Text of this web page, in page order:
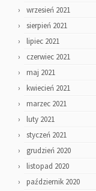
wrzesień 2021
sierpień 2021
lipiec 2021
czerwiec 2021
maj 2021
kwiecień 2021
marzec 2021
luty 2021
styczeń 2021
grudzień 2020
listopad 2020
październik 2020